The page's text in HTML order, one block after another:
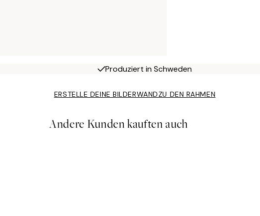
Produziert in Schweden
ERSTELLE DEINE BILDERWANDZU DEN RAHMEN
Andere Kunden kauften auch